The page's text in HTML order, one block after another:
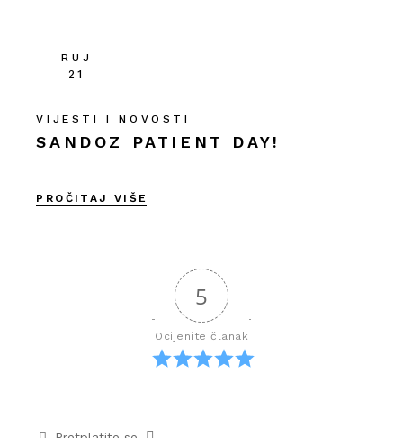
RUJ
21
VIJESTI I NOVOSTI
SANDOZ PATIENT DAY!
PROČITAJ VIŠE
5
Ocijenite članak